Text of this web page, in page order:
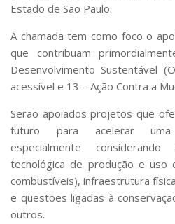
Estado de São Paulo.
A chamada tem como foco o
que contribuam
Desenvolvimento Sustentável
acessível e 13 – Ação Contra a
Serão apoiados projetos que
futuro para acelerar uma
especialmente
tecnológica de produção e uso
combustíveis), infraestrutura
e questões ligadas à
outros.